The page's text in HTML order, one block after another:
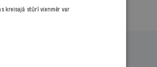
kreisajā stūrī vienmēr var